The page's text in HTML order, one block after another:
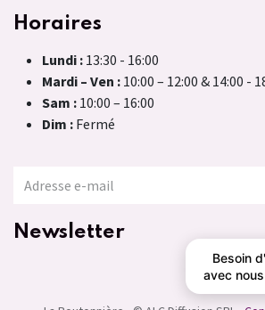
Horaires
Lundi : 13:30 - 16:00
Mardi – Ven : 10:00 – 12:00 & 14:00 -
Sam : 10:00 – 16:00
Dim : Fermé
Newsletter
Besoin
avec